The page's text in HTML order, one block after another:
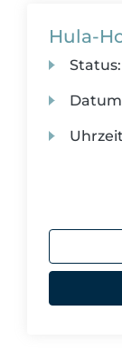
Hula-
Status: